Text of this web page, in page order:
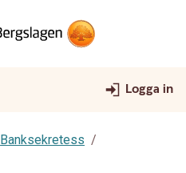
Logga in
Banksekretess